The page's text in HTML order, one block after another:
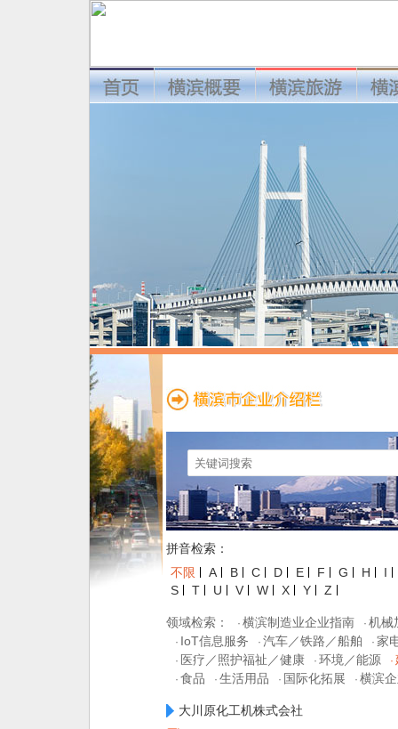
拼音检索：
不限
A B C D E F G H
I
S
T U V W X Y Z
领域检索： · 横滨制造业企业指南 · 机械
· IoT信息服务 · 汽车／铁路／船舶 · 家
· 医疗／照护福祉／健康 · 环境／能源 ·
· 食品 · 生活用品 · 国际化拓展 · 横滨
大川原化工机株式会社